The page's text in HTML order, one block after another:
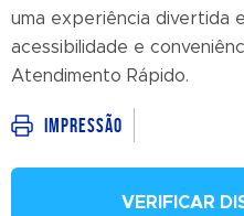
uma experiência divertida
acessibilidade e
Atendimento Rápido.
Impressão
VERIFICAR